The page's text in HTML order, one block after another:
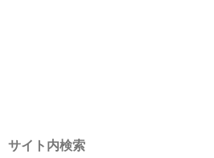
サイト内検索